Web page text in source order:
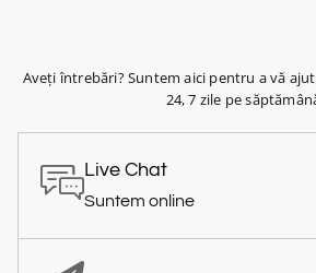
Aveți întrebări? Suntem aici pentru a vă
24, 7 zile pe
Live Chat
Suntem online